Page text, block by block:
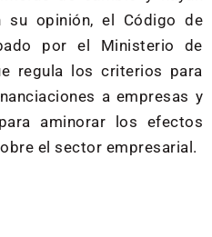
su opinión, el Código de
por el Ministerio de
regula los criterios para
a empresas y
aminorar los efectos
el sector empresarial.